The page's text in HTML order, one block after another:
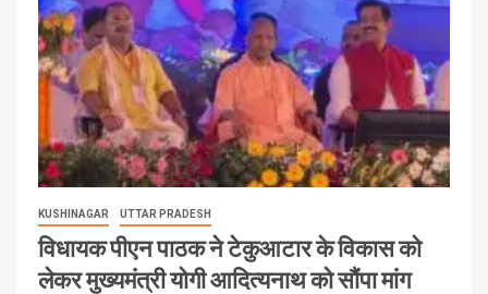
KUSHINAGAR UTTAR PRADESH
विधायक पीएन पाठक ने टेकुआटार के विकास को
लेकर मुख्यमंत्री योगी आदित्यनाथ को सौंपा मांग